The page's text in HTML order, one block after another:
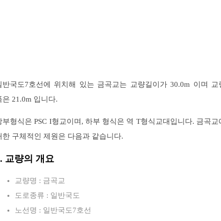
반국도7호선에 위치해 있는 금곡교는 교량길이가 30.0m 이며 교
은 21.0m 입니다.
부형식은 PSC I형교이며, 하부 형식은 역 T형식교대입니다. 금곡교
한 구체적인 제원은 다음과 같습니다.
교량의 개요
교량명 : 금곡교
도로종류 : 일반국도
노선명 : 일반국도7호선